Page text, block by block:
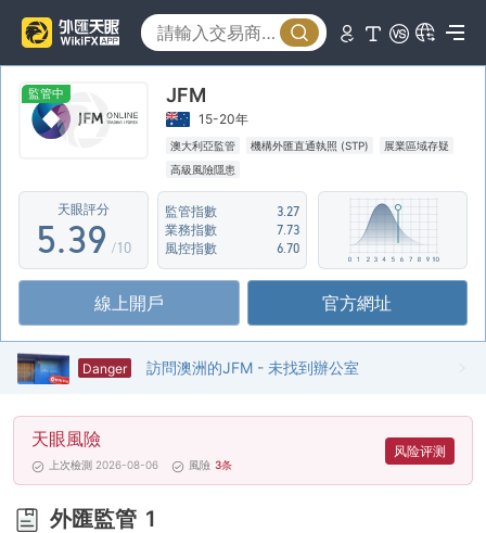
監管中 JFM
15-20年
澳大利亞監管 機構外匯直通執照 (STP)
展業區域存疑
高級風險隱患
天眼評分
0
1
2
3
4
5
6
7
8
9
.
0
2
3
4
5
6
7
8
9
4
5
6
8
9 /10
監管指數
3.27
業務指數
7.73
風控指數
6.70
線上開戶 官方網址
Danger 訪問澳洲的JFM - 未找到辦公室
天眼風險
上次檢測 2026-08-06 風險 3条
风险评测
外匯監管 1